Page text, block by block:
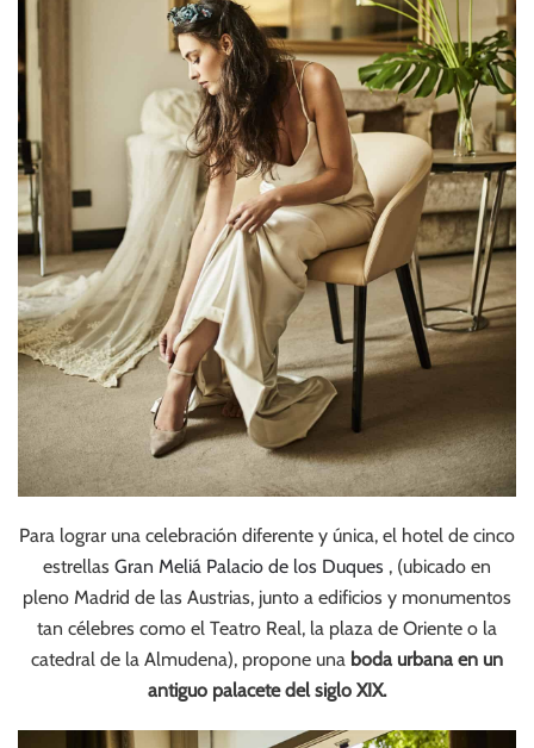
Para lograr una celebración diferente y única, el hotel de cinco
estrellas Gran Meliá Palacio de los Duques , (ubicado en
pleno Madrid de las Austrias, junto a edificios y monumentos
tan célebres como el Teatro Real, la plaza de Oriente o la
catedral de la Almudena), propone una boda urbana en un
antiguo palacete del siglo XIX.